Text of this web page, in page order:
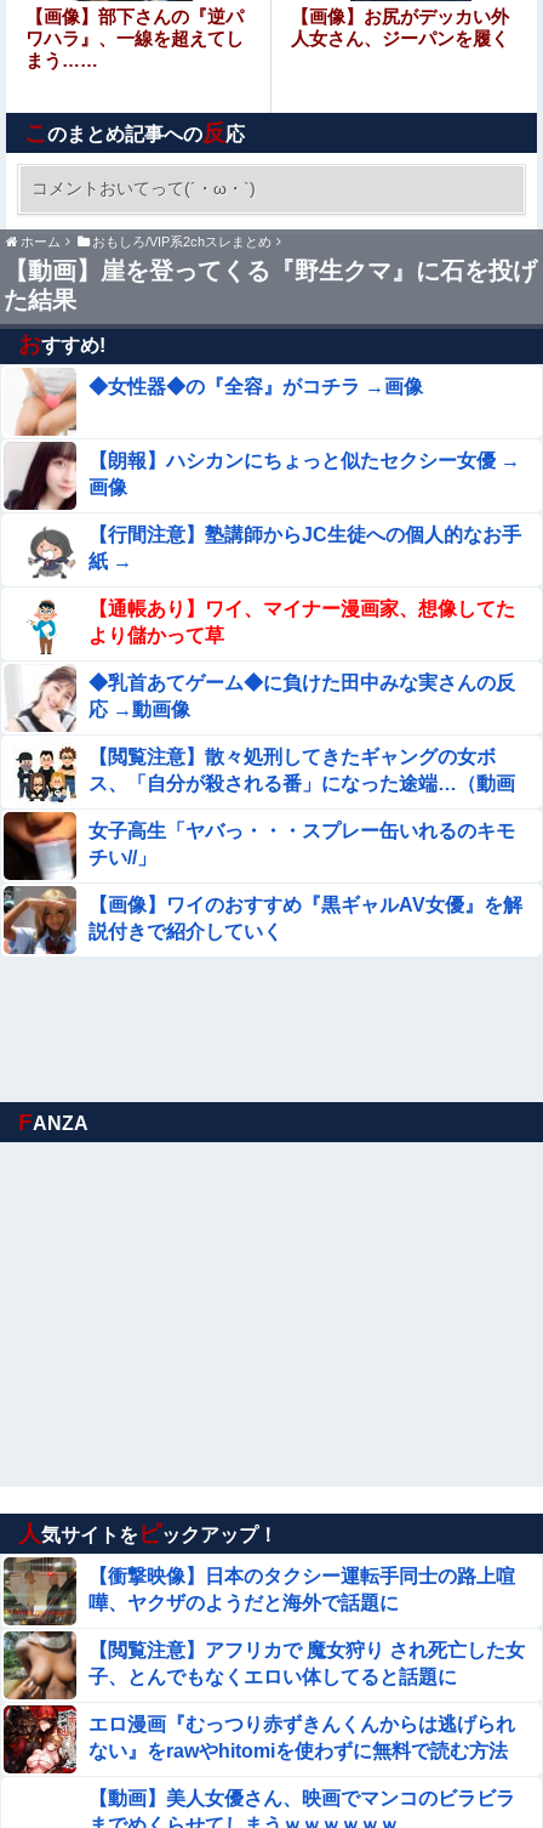
山崎怜奈のファンクラブ、新たに入会すると会員番号3700
台後半になる模様wwwww
ティー卒業セレモニー｣ セットリストがコチラ！！！【乃
木坂46】
最新の日本人が減り、外国人が増えた街市ランキングをご
覧下さい→5位川口市、4位京都市、ではトップ3は❓
スポーツにもに打ち込んで結構いい高校、国立大
までいったのになんであんなんなっちゃったんだ
ろ
「勧誘電話に暴言吐いてストレス解消してるｗｗ」とかい
う無謀すぎる同僚！住所や個人情報を握られてる恐怖すら
理解できない頭の弱さに絶句
【グラブル】カイムとテレサでだいぶソロモナスのノリ違
うって本当？
【消費税1%になったら】 町のお弁当屋さん「申し訳ない
がその分商品代を値上げして店頭価格を変えない」
移民反対派に聞きたいんやが
彼女にストゼロ飲ませながらセッ○スしたらこうなるｗ
ｗｗ
ひろゆき「性欲弱い人は仕事も頑張らないので貧乏人多
い」
【画像】 滋賀の可愛すぎる学生さん、甲子園で発見される
【動画】世界一過酷なオフロードレースのコース設計が絶
対におかしい（笑）
【動画】 美人女優さん、映画でマ○コのビラビラまでめく
らせてしまうｗｗｗｗｗｗ
【衝撃映像】日本のタクシー運転手同士の路上喧嘩、ヤク
って本当？実際にやってみるわ」 → 腹がどんどん膨らん
で… うわぁあああああああ他
【動画】ホリエモン、移民受け入れ反対派の若者にブ
チギレ→スタジオ誰も反論できず沈黙w
｢真夏の全国ツアー 2026 福岡公演 day2・吉田綾乃クリス
ティー卒業セレモニー｣ セットリストがコチラ！！！【乃
木坂46】他
【画像】アメリカの最新ラブドールのラインナップがヤバ
いwwwwwwwww
【画像】YOASOBIの幾田りらさん、胸の膨らみが性的す
ぎたwwwwwww他
【火事場泥棒】この猛暑で被災に苦しむ熊本の被災地から
【画像】部下さんの『逆パ
ワハラ』、一線を超えてし
まう……
【画像】お尻がデッカい外
人女さん、ジーパンを履く
このまとめ記事への反応
コメントおいてって(´・ω・`)
ホーム おもしろ/VIP系2chスレまとめ
【動画】崖を登ってくる『野生クマ』に石を投げ
た結果
おすすめ!
◆女性器◆の『全容』がコチラ →画像
【朗報】ハシカンにちょっと似たセクシー女優 →
画像
【行間注意】塾講師からJC生徒への個人的なお手
紙 →
【通帳あり】ワイ、マイナー漫画家、想像してた
より儲かって草
◆乳首あてゲーム◆に負けた田中みな実さんの反
応 →動画像
【閲覧注意】散々処刑してきたギャングの女ボ
ス、「自分が殺される番」になった途端…（動画
女子高生「ヤバっ・・・スプレー缶いれるのキモ
チい//」
【画像】ワイのおすすめ『黒ギャルAV女優』を解
説付きで紹介していく
FANZA
人気サイトをピックアップ！
【衝撃映像】日本のタクシー運転手同士の路上喧
嘩、ヤクザのようだと海外で話題に
【閲覧注意】アフリカで 魔女狩り され死亡した女
子、とんでもなくエロい体してると話題に
エロ漫画『むっつり赤ずきんくんからは逃げられ
ない』をrawやhitomiを使わずに無料で読む方法
【動画】美人女優さん、映画でマンコのビラビラ